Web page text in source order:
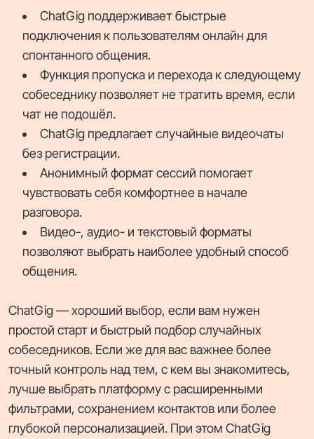
ChatGig поддерживает быстрые
подключения к пользователям онлайн для
спонтанного общения.
Функция пропуска и перехода к следующему
собеседнику позволяет не тратить время, если
чат не подошёл.
ChatGig предлагает случайные видеочаты
без регистрации.
Анонимный формат сессий помогает
чувствовать себя комфортнее в начале
разговора.
Видео-, аудио- и текстовый форматы
позволяют выбрать наиболее удобный способ
общения.
ChatGig — хороший выбор, если вам нужен
простой старт и быстрый подбор случайных
собеседников. Если же для вас важнее более
точный контроль над тем, с кем вы знакомитесь,
лучше выбрать платформу с расширенными
фильтрами, сохранением контактов или более
глубокой персонализацией. При этом ChatGig